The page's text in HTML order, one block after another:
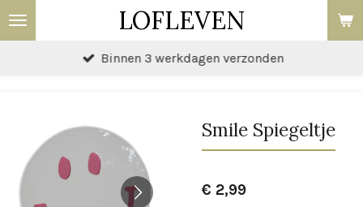
Ga
direct
LOFLEVEN
Binnen 3 werkdagen verzonden
Smile Spiegeltje
€ 2,99